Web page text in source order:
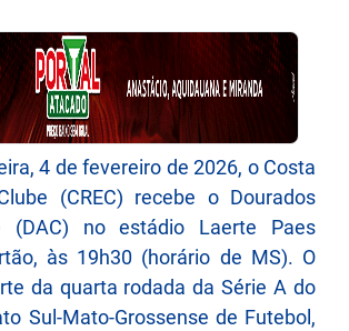
4 de fevereiro de 2026, o Costa
(CREC) recebe o Dourados
(DAC) no estádio Laerte Paes
às 19h30 (horário de MS). O
da quarta rodada da Série A do
Sul-Mato-Grossense de Futebol,